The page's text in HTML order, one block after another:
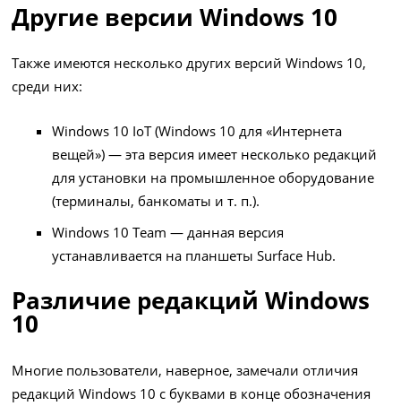
Другие версии Windows 10
Также имеются несколько других версий Windows 10,
среди них:
Windows 10 IoT (Windows 10 для «Интернета
вещей») — эта версия имеет несколько редакций
для установки на промышленное оборудование
(терминалы, банкоматы и т. п.).
Windows 10 Team — данная версия
устанавливается на планшеты Surface Hub.
Различие редакций Windows
10
Многие пользователи, наверное, замечали отличия
редакций Windows 10 с буквами в конце обозначения